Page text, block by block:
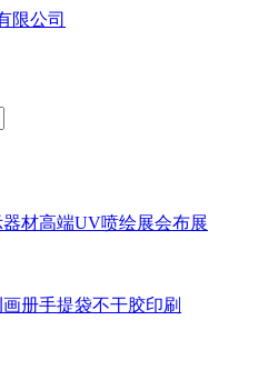
器材高端UV喷绘展会布展
册手提袋不干胶印刷